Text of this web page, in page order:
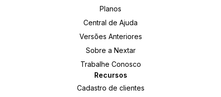
Planos
Central de Ajuda
Versões Anteriores
Sobre a Nextar
Trabalhe Conosco
Recursos
Cadastro de clientes